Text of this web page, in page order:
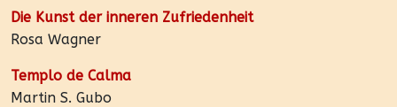
Die Kunst der inneren Zufriedenheit
Rosa Wagner
Templo de Calma
Martin S. Gubo